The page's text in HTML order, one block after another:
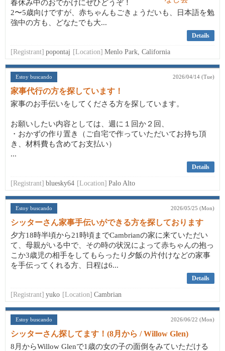
春休み中のおでかけにぜひどうぞ！
2〜5歳向けですが、赤ちゃんもごきょうだいも、日本語を勉
強中の方も、どなたでも大...
Details
[Registrant] popontaj [Location] Menlo Park, California
Estoy buscando 2026/04/14 (Tue)
家事代行の方を探しています！
家事のお手伝いをしてくださる方を探しています。
お願いしたい内容としては、週に１回か２回、
・おかずの作り置き（ご自宅で作っていただいてお持ち頂
き、材料費も含めてお支払い）
...
Details
[Registrant] bluesky64 [Location] Palo Alto
Estoy buscando 2026/05/25 (Mon)
シッターさん家事手伝いができる方を探しております
夕方18時半頃から21時頃までCambrianの家に来ていただい
て、母親がいる中で、その時の状況によって赤ちゃんの抱っ
こか3歳児の相手をしてもらったり夕飯の片付けなどの家事
を手伝ってくれる方、日程は6...
Details
[Registrant] yuko [Location] Cambrian
Estoy buscando 2026/06/22 (Mon)
シッターさん探してます！(8月から / Willow Glen)
8月からWillow Glenで1歳の女の子の面倒をみていただける